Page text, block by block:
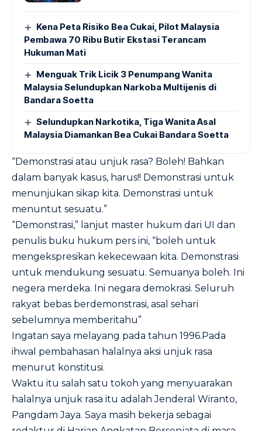
Kena Peta Risiko Bea Cukai, Pilot Malaysia
Pembawa 70 Ribu Butir Ekstasi Terancam
Hukuman Mati
Menguak Trik Licik 3 Penumpang Wanita
Malaysia Selundupkan Narkoba Multijenis di
Bandara Soetta
Selundupkan Narkotika, Tiga Wanita Asal
Malaysia Diamankan Bea Cukai Bandara Soetta
“Demonstrasi atau unjuk rasa? Boleh! Bahkan
dalam banyak kasus, harus!! Demonstrasi untuk
menunjukan sikap kita. Demonstrasi untuk
menuntut sesuatu.”
“Demonstrasi,” lanjut master hukum dari UI dan
penulis buku hukum pers ini, “boleh untuk
mengekspresikan kekecewaan kita. Demonstrasi
untuk mendukung sesuatu. Semuanya boleh. Ini
negera merdeka. Ini negara demokrasi. Seluruh
rakyat bebas berdemonstrasi, asal sehari
sebelumnya memberitahu”
Ingatan saya melayang pada tahun 1996.Pada
ihwal pembahasan halalnya aksi unjuk rasa
menurut konstitusi.
Waktu itu salah satu tokoh yang menyuarakan
halalnya unjuk rasa itu adalah Jenderal Wiranto,
Pangdam Jaya. Saya masih bekerja sebagai